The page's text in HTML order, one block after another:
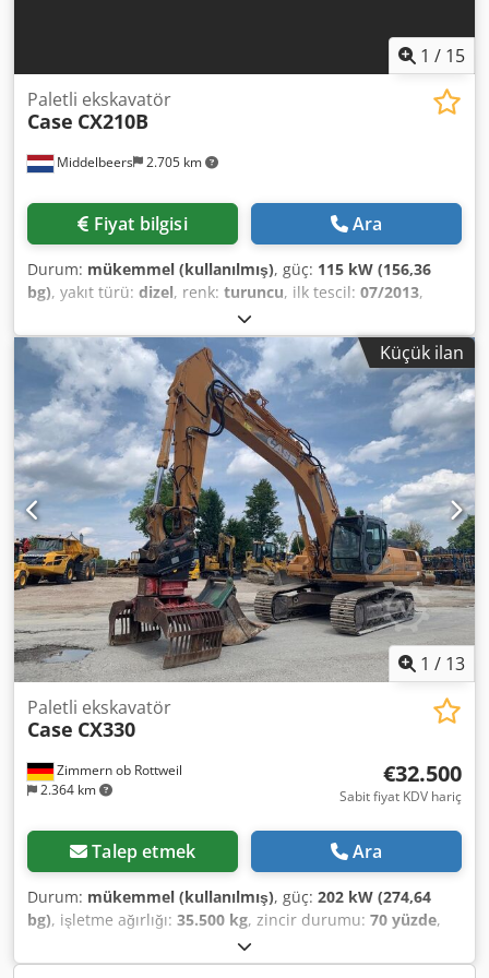
1 / 15
Middelbeers 2.705 km
Paletli ekskavatör
Case CX210B
Fiyat bilgisi Ara
Durum: mükemmel (kullanılmış), güç: 115 kW (156,36
bg), yakıt türü: dizel, renk: turuncu, ilk tescil: 07/2013,
, çalışma saatleri:
Model yılı: 2012 Seri numarası: DCH210R5NCEAH2500
Teknik Bilgiler Silindir sayısı: 4 Boş ağırlık: 22.600 kg Cjdjy
En Ndepfx Aguoha Fonksiyonel Çalışma genişliği: 300 cm
CE Sertifikası: evet Durum Teknik durumu: çok iyi Görsel
durumu: çok iyi Finansal Bilgiler Fiyat: Talep üzerine
Garanti Garanti: İlk elden, eksiksiz servis geçmişi, hemen
kullanıma hazır! - Paletli yürüyüş aksamında %80 oranında
ömür - 3 kova dahil: 1300 mm, 450 mm ve 2000 mm
hendek temizleme kovası - Opsiyonel olarak 2021 TOPCON
3D-SİSTEM ile
Küçük ilan
1 / 13
Zimmern ob Rottweil
2.364 km
Paletli ekskavatör
Case CX330
€32.500
Sabit fiyat KDV hariç
Talep etmek Ara
Durum: mükemmel (kullanılmış), güç: 202 kW (274,64
bg), işletme ağırlığı: 35.500 kg, zincir durumu: 70 yüzde,
, çalışma saatleri:
klima, CASE CX330 İmal Yılı: 2006 Chsdjzp Rm Ropfx Aguja